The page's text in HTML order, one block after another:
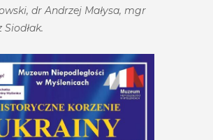
dr Andrzej Małysa, mgr
Siodłak.